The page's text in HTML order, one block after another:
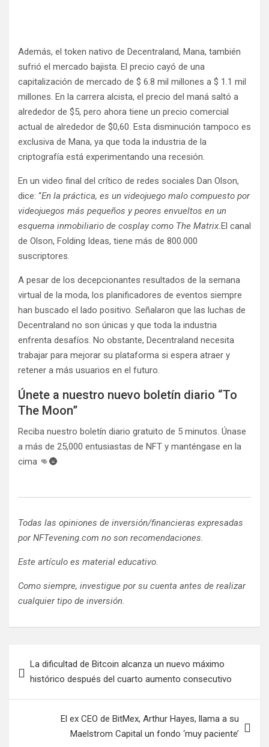
Además, el token nativo de Decentraland, Mana, también
sufrió el mercado bajista. El precio cayó de una
capitalización de mercado de $ 6.8 mil millones a $ 1.1 mil
millones. En la carrera alcista, el precio del maná saltó a
alrededor de $5, pero ahora tiene un precio comercial
actual de alrededor de $0,60. Esta disminución tampoco es
exclusiva de Mana, ya que toda la industria de la
criptografía está experimentando una recesión.
En un video final del crítico de redes sociales Dan Olson,
dice: “En la práctica, es un videojuego malo compuesto por
videojuegos más pequeños y peores envueltos en un
esquema inmobiliario de cosplay como The Matrix.El canal
de Olson, Folding Ideas, tiene más de 800.000
suscriptores.
A pesar de los decepcionantes resultados de la semana
virtual de la moda, los planificadores de eventos siempre
han buscado el lado positivo. Señalaron que las luchas de
Decentraland no son únicas y que toda la industria
enfrenta desafíos. No obstante, Decentraland necesita
trabajar para mejorar su plataforma si espera atraer y
retener a más usuarios en el futuro.
Únete a nuestro nuevo boletín diario “To
The Moon”
Reciba nuestro boletín diario gratuito de 5 minutos. Únase
a más de 25,000 entusiastas de NFT y manténgase en la
cima 👊🌚
Todas las opiniones de inversión/financieras expresadas
por NFTevening.com no son recomendaciones.
Este artículo es material educativo.
Como siempre, investigue por su cuenta antes de realizar
cualquier tipo de inversión.
de La dificultad de Bitcoin alcanza un nuevo máximo
histórico después del cuarto aumento consecutivo
El ex CEO de BitMex, Arthur Hayes, llama a su
Maelstrom Capital un fondo ‘muy paciente’